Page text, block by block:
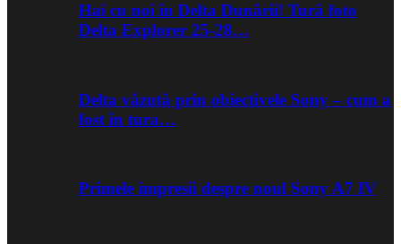
Hai cu noi în Delta Dunării! Tură foto
Delta Explorer 25-28…
Delta văzută prin obiectivele Sony – cum a
fost în tura…
Primele impresii despre noul Sony A7 IV